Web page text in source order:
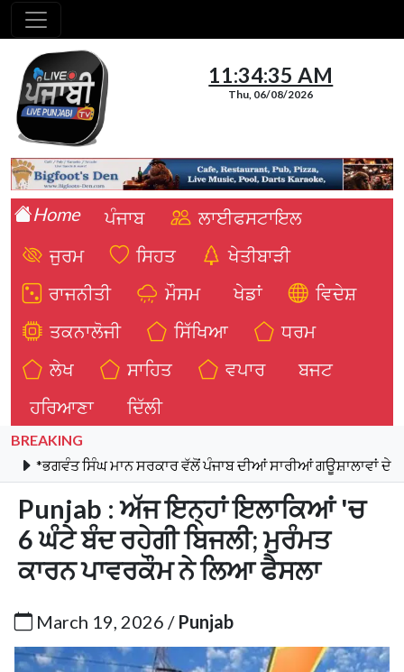
11:34:36 AM
Thu, 06/08/2026
Home ਪੰਜਾਬ
ਲਾਈਫਸਟਾਇਲ
ਜੁਰਮ
ਸਿਹਤ
ਖੇਤੀਬਾੜੀ
ਰਾਜਨੀਤੀ
ਮੌਸਮ ਖੇਡਾਂ
ਵਿਦੇਸ਼
ਤਕਨਾਲੋਜੀ
ਸਿੱਖਿਆ
ਧਰਮ
ਲੇਖ
ਸਾਹਿਤ ਵਪਾਰ
ਬਜਟ
ਹਰਿਆਣਾ
ਦਿੱਲੀ
BREAKING
ਸਿੰਘ ਮਾਨ ਸਰਕਾਰ ਵੱਲੋਂ ਪੰਜਾਬ ਦੀਆਂ ਸਾਰੀਆਂ ਗਊਸ਼ਾਲਾਵਾਂ ਦੇ ਬਿਜਲੀ
Punjab : ਅੱਜ ਇਨ੍ਹਾਂ ਇਲਾਕਿਆਂ 'ਚ
6 ਘੰਟੇ ਬੰਦ ਰਹੇਗੀ ਬਿਜਲੀ; ਮੁਰੰਮਤ
ਕਾਰਨ ਪਾਵਰਕੌਮ ਨੇ ਲਿਆ ਫੈਸਲਾ
March 19, 2026 / Punjab